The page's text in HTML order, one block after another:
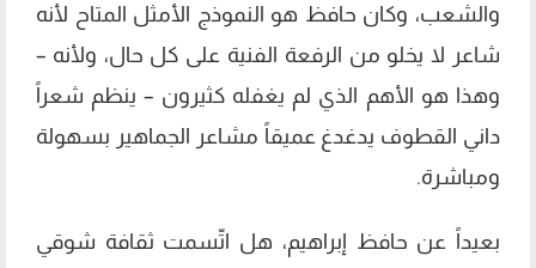
والشعب، وكان حافظ هو النموذج الأمثل المتاح لأنه
شاعر لا يخلو من الرفعة الفنية على كل حال، ولأنه –
وهذا هو الأهم الذي لم يغفله كثيرون – ينظم شعراً
داني القطوف يدغدغ عميقاً مشاعر الجماهير بسهولة
ومباشرة.
بعيداً عن حافظ إبراهيم، هل اتّسمت ثقافة شوقي